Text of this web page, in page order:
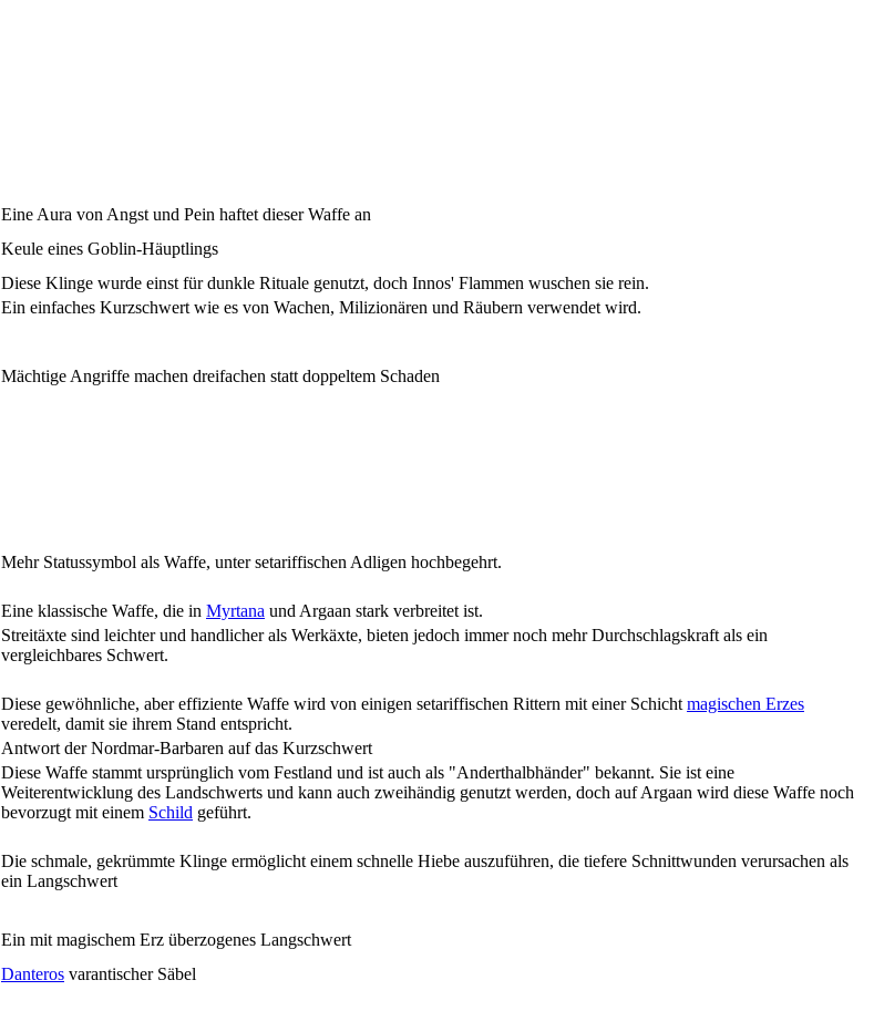
Eine Aura von Angst und Pein haftet dieser Waffe an
Keule eines Goblin-Häuptlings
Diese Klinge wurde einst für dunkle Rituale genutzt, doch Innos' Flammen wuschen sie rein.
Ein einfaches Kurzschwert wie es von Wachen, Milizionären und Räubern verwendet wird.
Mächtige Angriffe machen dreifachen statt doppeltem Schaden
Mehr Statussymbol als Waffe, unter setariffischen Adligen hochbegehrt.
Eine klassische Waffe, die in Myrtana und Argaan stark verbreitet ist.
Streitäxte sind leichter und handlicher als Werkäxte, bieten jedoch immer noch mehr Durchschlagskraft als ein
vergleichbares Schwert.
Diese gewöhnliche, aber effiziente Waffe wird von einigen setariffischen Rittern mit einer Schicht magischen Erzes
veredelt, damit sie ihrem Stand entspricht.
Antwort der Nordmar-Barbaren auf das Kurzschwert
Diese Waffe stammt ursprünglich vom Festland und ist auch als "Anderthalbhänder" bekannt. Sie ist eine
Weiterentwicklung des Landschwerts und kann auch zweihändig genutzt werden, doch auf Argaan wird diese Waffe noch
bevorzugt mit einem Schild geführt.
Die schmale, gekrümmte Klinge ermöglicht einem schnelle Hiebe auszuführen, die tiefere Schnittwunden verursachen als
ein Langschwert
Ein mit magischem Erz überzogenes Langschwert
Danteros varantischer Säbel